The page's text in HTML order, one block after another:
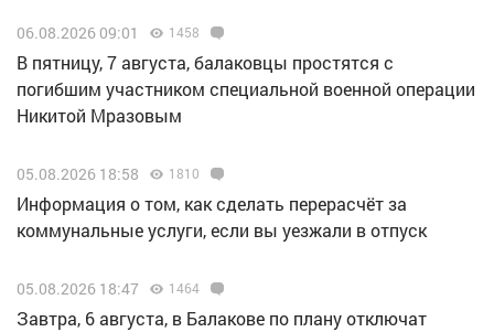
06.08.2026 09:01 1458
В пятницу, 7 августа, балаковцы простятся с
погибшим участником специальной военной операции
Никитой Мразовым
05.08.2026 18:58 1810
Информация о том, как сделать перерасчёт за
коммунальные услуги, если вы уезжали в отпуск
05.08.2026 18:47 1464
Завтра, 6 августа, в Балакове по плану отключат